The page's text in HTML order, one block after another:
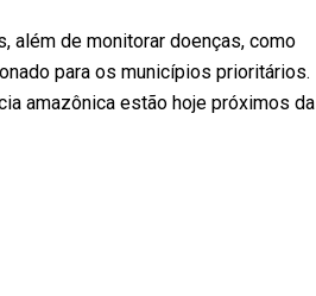
além de monitorar doenças, como
para os municípios prioritários.
amazônica estão hoje próximos da